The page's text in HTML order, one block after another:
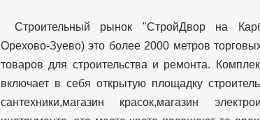
Строительный рынок "СтройДвор на
Орехово-Зуево) это более 2000 метров
товаров для строительства и ремонта.
включает в себя открытую площадку
сантехники,магазин красок,магазин